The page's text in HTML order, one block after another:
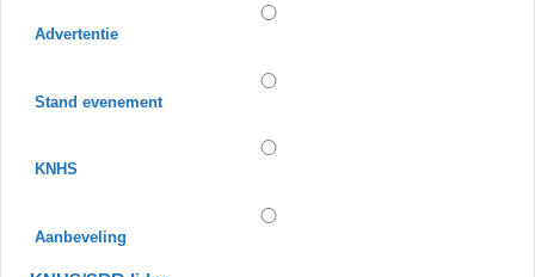
Advertentie
Stand evenement
KNHS
Aanbeveling